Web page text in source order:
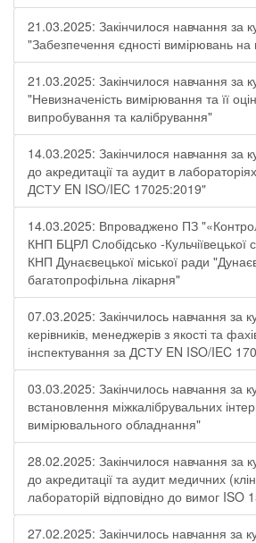
21.03.2025: Закінчилося навчання за
"Забезпечення єдності вимірювань на
21.03.2025: Закінчилося навчання за
"Невизначеність вимірювання та її
випробування та калібрування"
14.03.2025: Закінчилося навчання за
до акредитації та аудит в
ДСТУ EN ISO/IEC 17025:2019"
14.03.2025: Впроваджено ПЗ
КНП БЦРЛ Слобідсько -Кульчіївецької
КНП Дунаєвецької міської ради
багатопрофільна лікарня"
07.03.2025: Закінчилось навчання за
керівників, менеджерів з якості та
інспектування за ДСТУ EN ISO/IEC
03.03.2025: Закінчилось навчання за
встановлення міжкалібрувальних
вимірювального обладнання"
28.02.2025: Закінчилося навчання за
до акредитації та аудит медичних
лабораторій відповідно до вимог ISO
27.02.2025: Закінчилось навчання за